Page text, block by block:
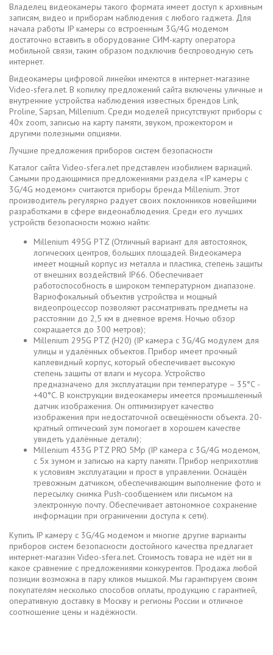
Владелец видеокамеры такого формата имеет доступ к архивным
записям, видео и приборам наблюдения с любого гаджета. Для
начала работы IP камеры со встроенным 3G/4G модемом
достаточно вставить в оборудование СИМ-карту оператора
мобильной связи, таким образом подключив беспроводную сеть
интернет.
Видеокамеры цифровой линейки имеются в интернет-магазине
Video-sfera.net. В копилку предложений сайта включены уличные и
внутренние устройства наблюдения известных брендов Link,
Proline, Sapsan, Millenium. Среди моделей присутствуют приборы c
40х zoom, записью на карту памяти, звуком, прожектором и
другими полезными опциями.
Лучшие предложения приборов систем безопасности
Каталог сайта Video-sfera.net представлен изобилием вариаций.
Самыми продающимися предложениями раздела «IP камеры с
3G/4G модемом» считаются приборы бренда Millenium. Этот
производитель регулярно радует своих поклонников новейшими
разработками в сфере видеонаблюдения. Среди его лучших
устройств безопасности можно найти:
Millenium 495G PTZ (Отличный вариант для автостоянок,
логических центров, больших площадей. Видеокамера
имеет мощный корпус из металла и пластика, степень защиты
от внешних воздействий IP66. Обеспечивает
работоспособность в широком температурном диапазоне.
Вариофокальный объектив устройства и мощный
видеопроцессор позволяют рассматривать предметы на
расстоянии до 2,5 км в дневное время. Ночью обзор
сокращается до 300 метров);
Millenium 295G PTZ (H20) (IP камера с 3G/4G модулем для
улицы и удалённых объектов. Прибор имеет прочный
каплевидный корпус, который обеспечивает высокую
степень защиты от влаги и мусора. Устройство
предназначено для эксплуатации при температуре – 35°С -
+40°С. В конструкции видеокамеры имеется промышленный
датчик изображения. Он оптимизирует качество
изображения при недостаточной освещённости объекта. 20-
кратный оптический зум помогает в хорошем качестве
увидеть удалённые детали);
Millenium 433G PTZ PRO 5Mp (IP камера с 3G/4G модемом,
с 5х зумом и записью на карту памяти. Прибор неприхотлив
к условиям эксплуатации и прост в управлении. Оснащён
тревожным датчиком, обеспечивающим выполнение фото и
пересылку снимка Push-сообщением или письмом на
электронную почту. Обеспечивает автономное сохранение
информации при ограничении доступа к сети).
Купить IP камеру с 3G/4G модемом и многие другие варианты
приборов систем безопасности достойного качества предлагает
интернет-магазин Video-sfera.net. Стоимость товара не идёт ни в
какое сравнение с предложениями конкурентов. Продажа любой
позиции возможна в пару кликов мышкой. Мы гарантируем своим
покупателям несколько способов оплаты, продукцию с гарантией,
оперативную доставку в Москву и регионы России и отличное
соотношение цены и надёжности.